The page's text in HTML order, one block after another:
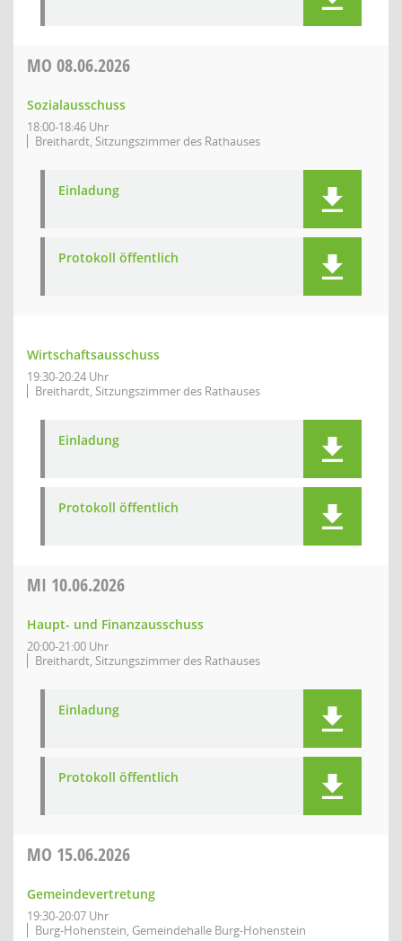
MO 08.06.2026
Sozialausschuss
18:00-18:46 Uhr
Breithardt, Sitzungszimmer des Rathauses
Einladung
Protokoll öffentlich
Wirtschaftsausschuss
19:30-20:24 Uhr
Breithardt, Sitzungszimmer des Rathauses
Einladung
Protokoll öffentlich
MI 10.06.2026
Haupt- und Finanzausschuss
20:00-21:00 Uhr
Breithardt, Sitzungszimmer des Rathauses
Einladung
Protokoll öffentlich
MO 15.06.2026
Gemeindevertretung
19:30-20:07 Uhr
Burg-Hohenstein, Gemeindehalle Burg-Hohenstein